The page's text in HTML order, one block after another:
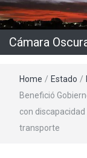
Cámara
Home / Estado /
Benefició
con
transporte